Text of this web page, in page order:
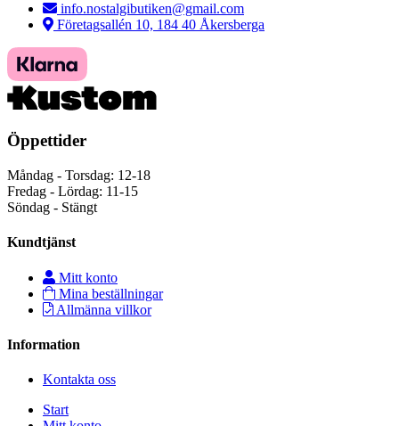
info.nostalgibutiken@gmail.com
Företagsallén 10, 184 40 Åkersberga
Öppettider
Måndag - Torsdag: 12-18
Fredag - Lördag: 11-15
Söndag - Stängt
Kundtjänst
Mitt konto
Mina beställningar
Allmänna villkor
Information
Kontakta oss
Start